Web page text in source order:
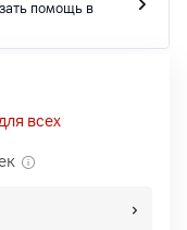
помощь в
всех